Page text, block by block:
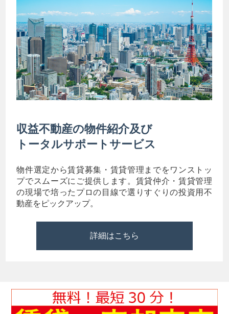
収益不動産の物件紹介及び
トータルサポートサービス
物件選定から賃貸募集・賃貸管理までをワンストッ
プでスムーズにご提供します。賃貸仲介・賃貸管理
の現場で培ったプロの目線で選りすぐりの投資用不
動産をピックアップ。
詳細はこちら